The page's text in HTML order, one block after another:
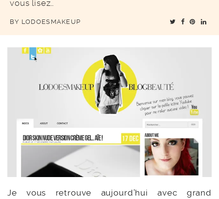
vous lisez…
BY LODOESMAKEUP
Je vous retrouve aujourd’hui avec grand